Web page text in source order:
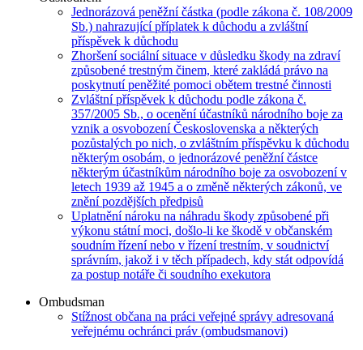
Jednorázová peněžní částka (podle zákona č. 108/2009
Sb.) nahrazující příplatek k důchodu a zvláštní
příspěvek k důchodu
Zhoršení sociální situace v důsledku škody na zdraví
způsobené trestným činem, které zakládá právo na
poskytnutí peněžité pomoci obětem trestné činnosti
Zvláštní příspěvek k důchodu podle zákona č.
357/2005 Sb., o ocenění účastníků národního boje za
vznik a osvobození Československa a některých
pozůstalých po nich, o zvláštním příspěvku k důchodu
některým osobám, o jednorázové peněžní částce
některým účastníkům národního boje za osvobození v
letech 1939 až 1945 a o změně některých zákonů, ve
znění pozdějších předpisů
Uplatnění nároku na náhradu škody způsobené při
výkonu státní moci, došlo-li ke škodě v občanském
soudním řízení nebo v řízení trestním, v soudnictví
správním, jakož i v těch případech, kdy stát odpovídá
za postup notáře či soudního exekutora
Ombudsman
Stížnost občana na práci veřejné správy adresovaná
veřejnému ochránci práv (ombudsmanovi)